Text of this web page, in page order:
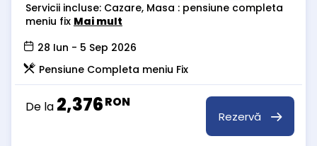
Servicii incluse: Cazare, Masa : pensiune completa
meniu fix Mai mult
28 Iun - 5 Sep 2026
Pensiune Completa meniu Fix
De la 2,376RON
Rezervă